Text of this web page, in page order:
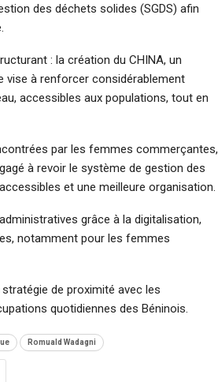
des déchets solides (SGDS) afin
: la création du CHINA, un
vise à renforcer considérablement
accessibles aux populations, tout en
par les femmes commerçantes,
à revoir le système de gestion des
et une meilleure organisation.
grâce à la digitalisation,
notamment pour les femmes
de proximité avec les
quotidiennes des Béninois.
Romuald Wadagni